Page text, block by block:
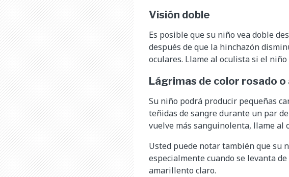
Visión doble
Es posible que su niño vea doble
después de que la hinchazón
oculares. Llame al oculista si el
Lágrimas de color rosado
Su niño podrá producir pequeñas
teñidas de sangre durante un par
vuelve más sanguinolenta, llame al
Usted puede notar también que su
especialmente cuando se levanta
amarillento claro.